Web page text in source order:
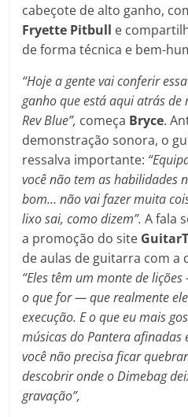
cabeçote de alto ganho,
Fryette Pitbull e
de forma técnica e bem-
“Hoje a gente vai conferir
ganho que está aqui atrás
Rev Blue”, começa Bryce.
demonstração sonora, o
ressalva importante:
você não tem as habilidades
bom… não vai fazer muita
lixo sai, como dizem”.A fala
a promoção do site
de aulas de guitarra com a
“Eles têm um monte de
o que for — que realmente
execução. E o que eu mais
músicas do Pantera
você não precisa ficar
descobrir onde o Dimebag
gravação”,